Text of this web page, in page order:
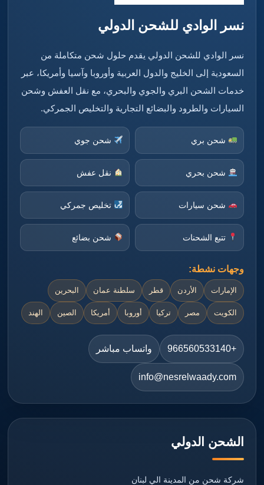
نسر الوادي للشحن الدولي
نسر الوادي للشحن الدولي يقدم حلول شحن متكاملة من
السعودية إلى الخليج والدول العربية وأوروبا وآسيا وأمريكا، عبر
خدمات الشحن البري والجوي والبحري، مع نقل العفش وشحن
السيارات والطرود والبضائع التجارية والتخليص الجمركي.
شحن بري شحن جوي
شحن بحري نقل عفش
شحن سيارات تخليص جمركي
تتبع الشحنات شحن بضائع
وجهات نشطة:
الإمارات الأردن قطر سلطنة عمان البحرين
الكويت مصر تركيا أوروبا أمريكا الصين الهند
+966560533140 واتساب مباشر
info@nesrelwaady.com
الشحن الدولي
شركة شحن من المدينة الي لبنان